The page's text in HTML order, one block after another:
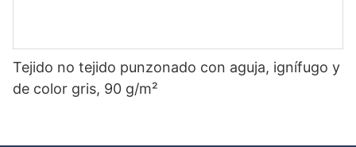
Tejido no tejido punzonado con aguja, ignífugo y
de color gris, 90 g/m²